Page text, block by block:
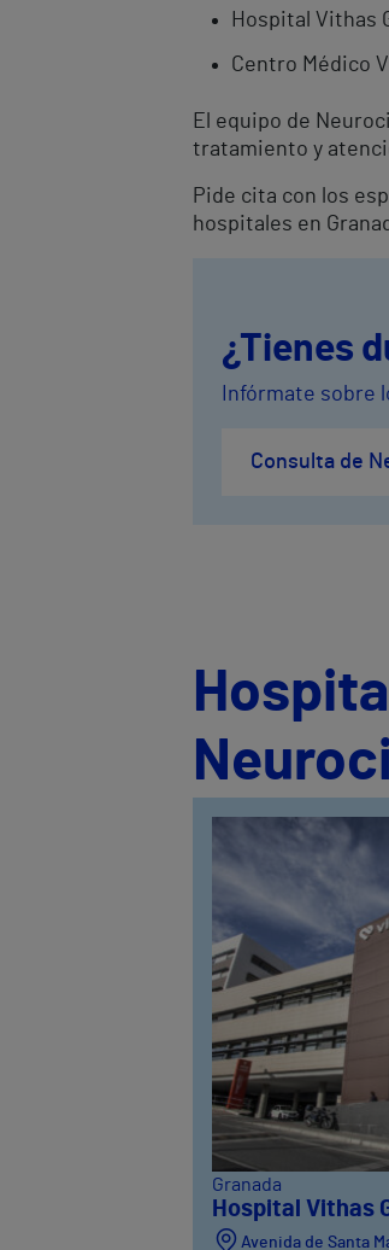
Hospital Vithas
Centro Médico
El equipo de
tratamiento y
Pide cita con los
hospitales en
¿Tienes
Infórmate sobre
Consulta de
Granada
Hospital Vithas
Avenida de Santa